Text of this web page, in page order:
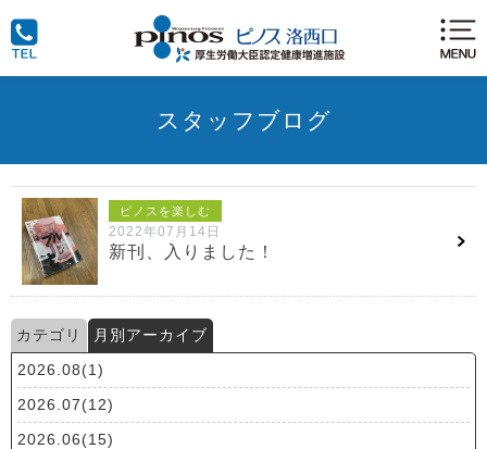
スタッフブログ
ピノスを楽しむ
2022年07月14日
新刊、入りました！
カテゴリ
月別アーカイブ
2026.08(1)
2026.07(12)
2026.06(15)